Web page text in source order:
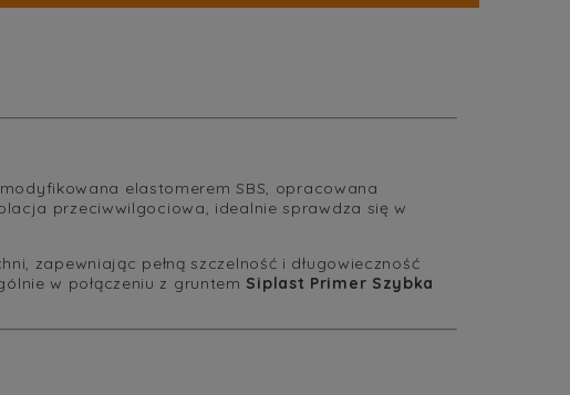
elastomerem SBS, opracowana
przeciwwilgociowa, idealnie sprawdza się w
zapewniając pełną szczelność i długowieczność
w połączeniu z gruntem Siplast Primer Szybka